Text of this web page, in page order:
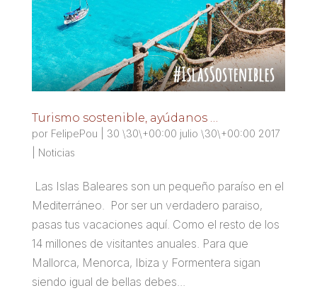
Turismo sostenible, ayúdanos …
por FelipePou
30 \30\+00:00 julio \30\+00:00 2017
Noticias
Las Islas Baleares son un pequeño paraíso en el
Mediterráneo. Por ser un verdadero paraiso,
pasas tus vacaciones aquí. Como el resto de los
14 millones de visitantes anuales. Para que
Mallorca, Menorca, Ibiza y Formentera sigan
siendo igual de bellas debes...